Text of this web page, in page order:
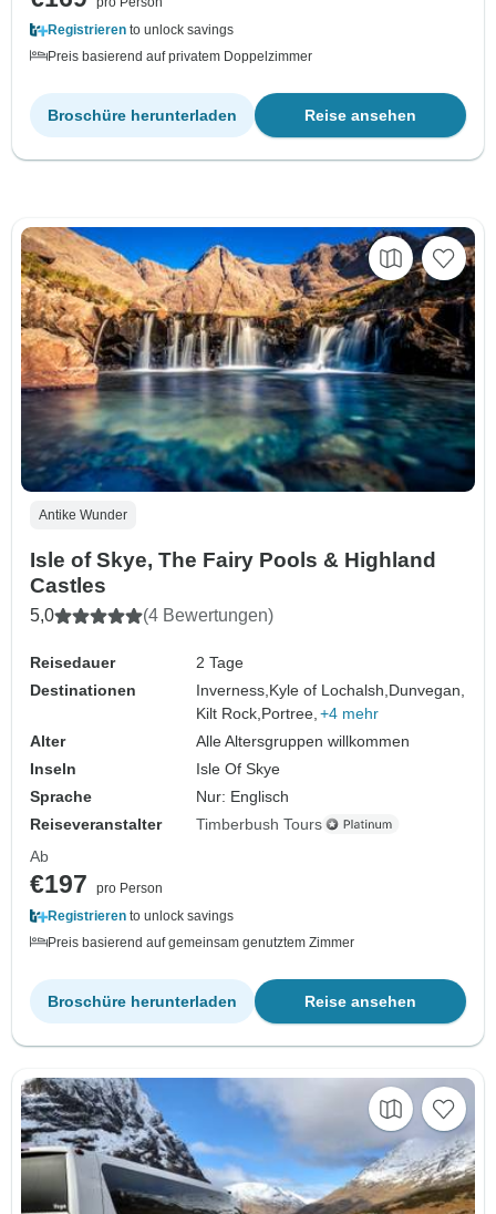
Registrieren to unlock savings
Preis basierend auf privatem Doppelzimmer
Reise ansehen
Broschüre herunterladen
Antike Wunder
Isle of Skye, The Fairy Pools & Highland
Castles
5,0 (4 Bewertungen)
Reisedauer
2 Tage
Destinationen
Inverness, Kyle of Lochalsh, Dunvegan,
Kilt Rock, Portree, +4 mehr
Alter
Alle Altersgruppen willkommen
Inseln
Isle Of Skye
Sprache
Nur: Englisch
Reiseveranstalter
Timberbush Tours
Ab
€197
pro Person
Registrieren to unlock savings
Preis basierend auf gemeinsam genutztem Zimmer
Reise ansehen
Broschüre herunterladen